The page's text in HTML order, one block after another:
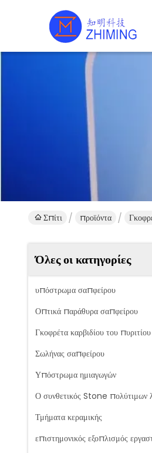
Σπίτι προϊόντα
Όλες οι κατηγορίες
υπόστρωμα σαπφείρου
Οπτικά παράθυρα σαπφείρου
Γκοφρέτα καρβιδίου του πυριτίου
Σωλήνας σαπφείρου
Υπόστρωμα ημιαγωγών
Ο συνθετικός Stone πολύτιμων
Τμήματα κεραμικής
επιστημονικός εξοπλισμός